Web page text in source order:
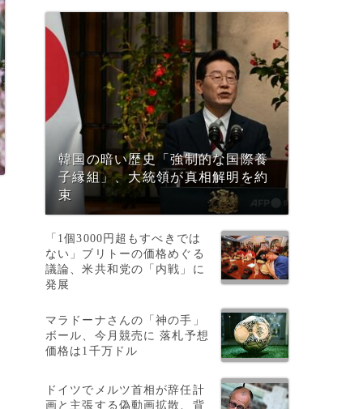
韓国の暗い歴史「強制的な国際養
子縁組」、大統領が真相解明を約
束
「1個3000円超もすべきでは
ない」ブリトーの価格めぐる
議論、米共和党の「内戦」に
発展
マラドーナさんの「神の手」
ボール、今月競売に 落札予想
価格は1千万ドル
ドイツでメルツ首相が辞任計
画と主張する偽動画拡散、背